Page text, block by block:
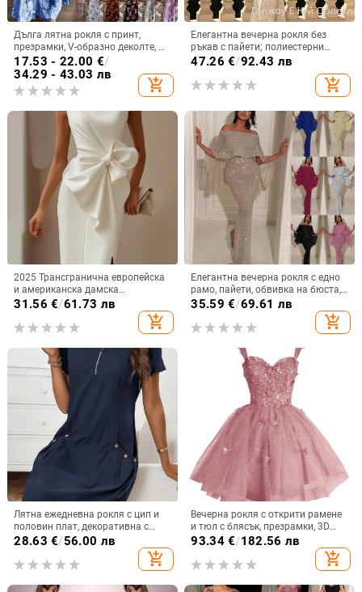
Дълга лятна рокля с принт,
презрамки, V-образно деколте, А-
линия, без ръкав, талия средна;
материя памук-смес и полиестер
17.53 - 22.00 €/
34.29 - 43.03 лв
add_shopping_cart
Елегантна вечерна рокля без
ръкав с пайети; полиестерни
влакна; спандекс до 30%;
дълбоко V-образно деколте.
47.26 €/92.43 лв
add_shopping_cart
2025 Трансгранична европейска
и американска дамска
независима рокля с панделка,
декоративна рокля, рокля, къса
пола, жилетки
31.56 €/61.73 лв
add_shopping_cart
Елегантна вечерна рокля с едно
рамо, пайети, обвивка на бюста,
дълга молив рокля с висока
35.59 €/69.61 лв
add_shopping_cart
Лятна ежедневна рокля с цип и
половин плат, декоративна с
двоен джоб и къс ръкав
28.63 €/56.00 лв
add_shopping_cart
Вечерна рокля с открити рамене
и тюл с блясък, презрамки, 3D
мотив пеперуда и пайети, без
ръкави, талия средна, полиестер
93.34€/182.56 лв
add_shopping_cart